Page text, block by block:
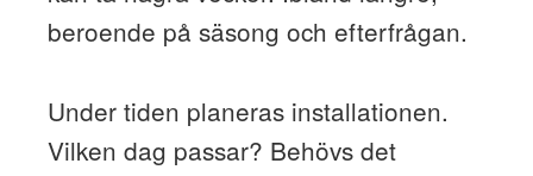
beroende på säsong och efterfrågan.
Under tiden planeras installationen.
Vilken dag passar? Behövs det